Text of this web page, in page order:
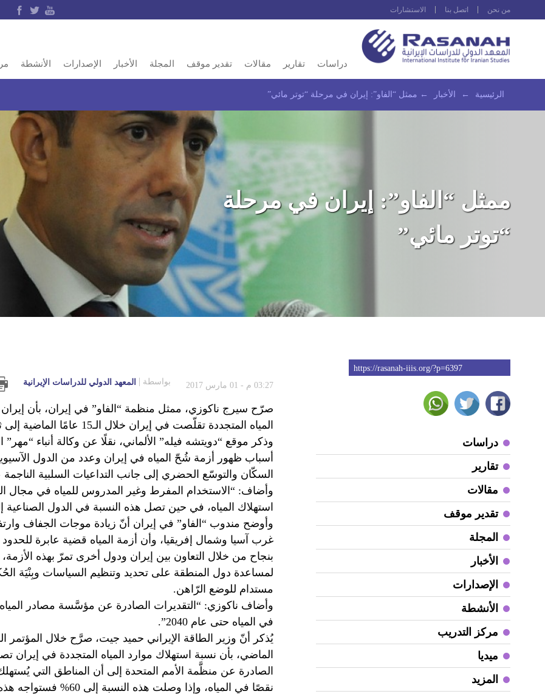
من نحن اتصل بنا الاستشارات
دراسات تقارير مقالات تقدير موقف المجلة الأخبار الإصدارات الأنشطة
الرئيسية ← الأخبار ← ممثل “الفاو”: إيران في مرحلة “توتر مائي”
ممثل “الفاو”: إيران في مرحلة
“توتر مائي”
https://rasanah-iiis.org/?p=6397
دراسات
تقارير
مقالات
تقدير موقف
المجلة
الأخبار
الإصدارات
الأنشطة
مركز التدريب
ميديا
المزيد
03:27 م - 01 مارس 2017 بواسطة المعهد الدولي للدراسات الإيرانية
صرّح سيرج ناكوزي، ممثل منظمة “الفاو” في إيران، بأن
المياه المتجددة تقلّصت في إيران خلال الـ15 عامًا الماضية إلى ثلث المعدّل العالَمي.
وذكر موقع “دويتشه فيله” الألماني، نقلًا عن وكالة أنباء
أسباب ظهور أزمة شُحّ المياه في إيران وعدد من الدول
السكّان والتوسّع الحضري إلى جانب التداعيات السلبية
استهلاك المياه، في حين تصل هذه النسبة في الدول الصناعية إلى
وأوضح مندوب “الفاو” في إيران أنّ زيادة موجات الجفاف
غرب آسيا وشمال إفريقيا، وأن أزمة المياه قضية عابرة للحدود
بنجاح من خلال التعاون بين إيران ودول أخرى تمرّ بهذه الأزمة،
لمساعدة دول المنطقة على تحديد وتنظيم السياسات وبِنْيَة
مستدام للوضع الرّاهن.
وأضاف ناكوزي: “التقديرات الصادرة عن مؤسَّسة مصادر
في المياه حتى عام 2040”.
نقصًا في المياه، وإذا